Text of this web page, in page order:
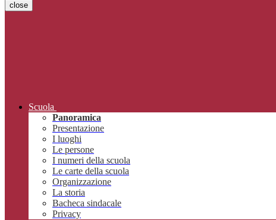
close
Scuola
Panoramica
Presentazione
I luoghi
Le persone
I numeri della scuola
Le carte della scuola
Organizzazione
La storia
Bacheca sindacale
Privacy